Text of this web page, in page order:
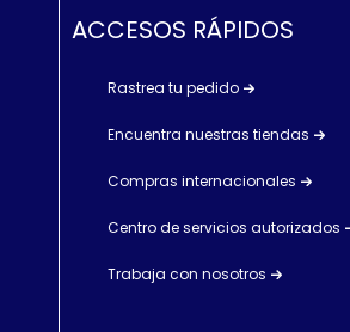
ACCESOS RÁPIDOS
Rastrea tu pedido
Encuentra nuestras tiendas
Compras internacionales
Centro de servicios autorizados
Trabaja con nosotros